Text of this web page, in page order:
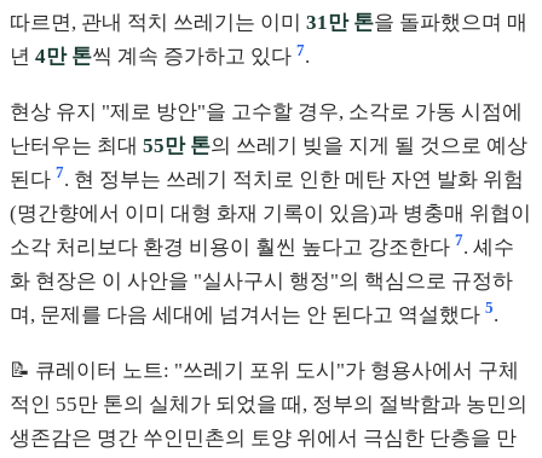
따르면, 관내 적치 쓰레기는 이미 31만 톤을 돌파했으며 매
년 4만 톤씩 계속 증가하고 있다 7.
현상 유지 "제로 방안"을 고수할 경우, 소각로 가동 시점에
난터우는 최대 55만 톤의 쓰레기 빚을 지게 될 것으로 예상
된다 7. 현 정부는 쓰레기 적치로 인한 메탄 자연 발화 위험
(명간향에서 이미 대형 화재 기록이 있음)과 병충매 위협이
소각 처리보다 환경 비용이 훨씬 높다고 강조한다 7. 셰수
화 현장은 이 사안을 "실사구시 행정"의 핵심으로 규정하
며, 문제를 다음 세대에 넘겨서는 안 된다고 역설했다 5.
📝 큐레이터 노트: "쓰레기 포위 도시"가 형용사에서 구체
적인 55만 톤의 실체가 되었을 때, 정부의 절박함과 농민의
생존감은 명간 쑤인민촌의 토양 위에서 극심한 단층을 만